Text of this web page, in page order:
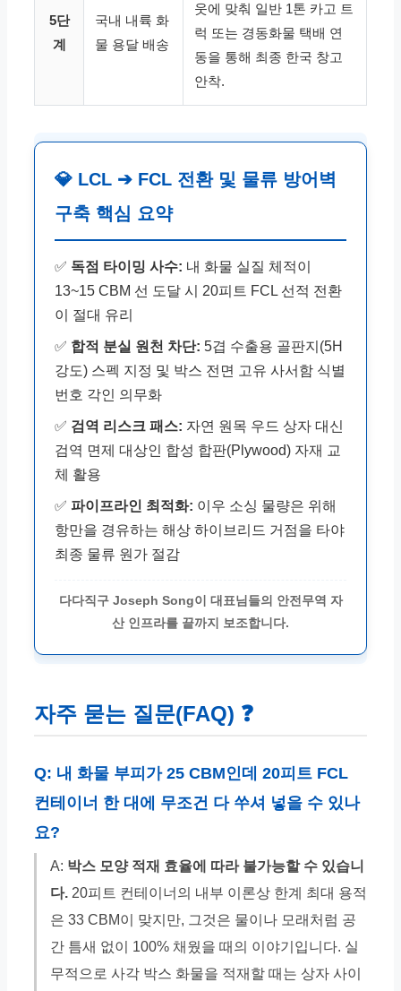
5단
계
국내 내륙 화
물 용달 배송
웃에 맞춰 일반 1톤 카고 트
럭 또는 경동화물 택배 연
동을 통해 최종 한국 창고
안착.
💎 LCL ➔ FCL 전환 및 물류 방어벽
구축 핵심 요약
✅ 독점 타이밍 사수: 내 화물 실질 체적이
13~15 CBM 선 도달 시 20피트 FCL 선적 전환
이 절대 유리
✅ 합적 분실 원천 차단: 5겹 수출용 골판지(5H
강도) 스펙 지정 및 박스 전면 고유 사서함 식별
번호 각인 의무화
✅ 검역 리스크 패스: 자연 원목 우드 상자 대신
검역 면제 대상인 합성 합판(Plywood) 자재 교
체 활용
✅ 파이프라인 최적화: 이우 소싱 물량은 위해
항만을 경유하는 해상 하이브리드 거점을 타야
최종 물류 원가 절감
다다직구 Joseph Song이 대표님들의 안전무역 자
산 인프라를 끝까지 보조합니다.
자주 묻는 질문(FAQ) ❓
Q: 내 화물 부피가 25 CBM인데 20피트 FCL
컨테이너 한 대에 무조건 다 쑤셔 넣을 수 있나
요?
A: 박스 모양 적재 효율에 따라 불가능할 수 있습니
다. 20피트 컨테이너의 내부 이론상 한계 최대 용적
은 33 CBM이 맞지만, 그것은 물이나 모래처럼 공
간 틈새 없이 100% 채웠을 때의 이야기입니다. 실
무적으로 사각 박스 화물을 적재할 때는 상자 사이